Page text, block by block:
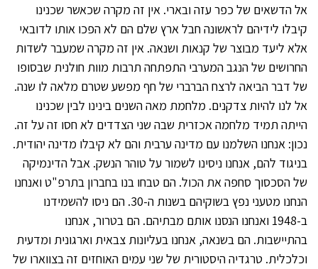
אל הדשאים של כפר עזה ובארי. אין זה מקרה שכאשר שכנינו
קיבלו לידיהם לראשונה חבל ארץ שלם הם לא הפכו אותו לדובאי
אלא ליעד מבוצר של קנאות ושנאה. אין זה מקרה שמעבר לשדות
החרושים של הנגב המערבי התפתחה תרבות מוות חולנית שבסופו
של דבר הביאה לרצח הברברי של חף מפשע שטרם מלאה לו שנה.
אל לנו להיות צדקנים. מלחמת מאה השנים בינינו לבין שכנינו
הייתה תמיד מלחמה אכזרית שבה שני הצדדים לא חסו זה על זה.
נכון: אנחנו השלמנו עם מדינה ערבית והם לא קיבלו מדינה יהודית.
בניגוד להם, אנחנו ניסינו לשמור על טוהר הנשק. אבל הדינמיקה
של הסכסוך סחפה את הכול. הם טבחו בנו בחברון בתרפ"ט ואנחנו
הנחנו מטעני נפץ בשוקיהם בשנות ה-30. הם ניסו להשמידנו
ב-1948 ואנחנו הנסנו אותם מבתיהם. הם בטרור, אנחנו
בהתיישבות. הם בשנאה, אנחנו בעליונות צבאית וארגונית ומדעית
וכלכלית. טרגדיה היסטורית של שני עמים האוחזים זה בצווארו של